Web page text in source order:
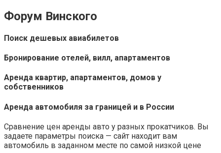
Форум Винского
Поиск дешевых авиабилетов
Бронирование отелей, вилл, апартаментов
Аренда квартир, апартаментов, домов у
собственников
Аренда автомобиля за границей и в России
Сравнение цен аренды авто у разных прокатчиков. Вы
задаете параметры поиска — сайт находит вам
автомобиль в заданном месте по самой низкой цене